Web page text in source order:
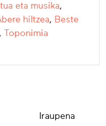
eta musika,
hiltzea, Beste
, Toponimia
Iraupena